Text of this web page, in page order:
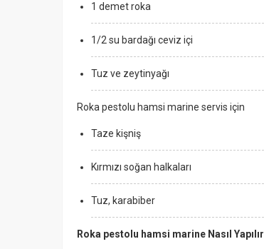
1 demet roka
1/2 su bardağı ceviz içi
Tuz ve zeytinyağı
Roka pestolu hamsi marine servis için
Taze kişniş
Kırmızı soğan halkaları
Tuz, karabiber
Roka pestolu hamsi marine Nasıl Yapılır